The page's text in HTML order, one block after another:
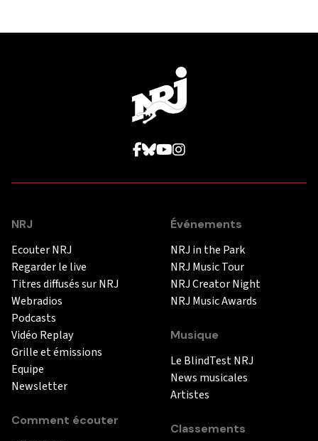
NRJ
Ecouter NRJ
Regarder le live
Titres diffusés sur NRJ
Webradios
Podcasts
Vidéo Replay
Grille et émissions
Equipe
Newsletter
Comment écouter
Événements
NRJ in the Park
NRJ Music Tour
NRJ Creator Night
NRJ Music Awards
Musique
Le BlindTest NRJ
News musicales
Artistes
Classements